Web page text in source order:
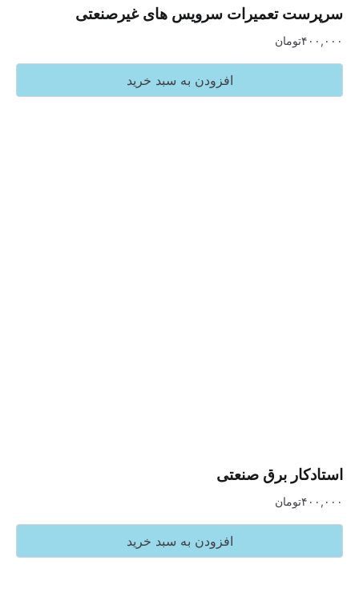
تعمیرات سرویس های غیرصنعتی
تومان
افزودن به سبد خرید
برق صنعتی
تومان
افزودن به سبد خرید